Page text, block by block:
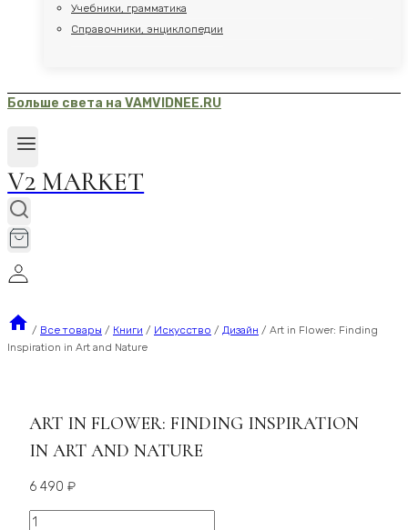
Учебники, грамматика
Справочники, энциклопедии
Больше света на VAMVIDNEE.RU
V2 MARKET
/ Все товары / Книги / Искусство / Дизайн / Art in Flower: Finding
Inspiration in Art and Nature
ART IN FLOWER: FINDING INSPIRATION
IN ART AND NATURE
6 490 ₽
Количество